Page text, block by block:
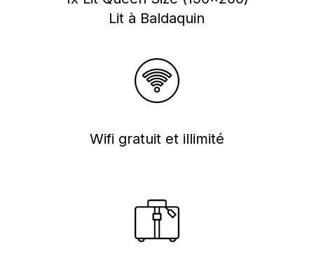
Lit à Baldaquin
Wifi gratuit et illimité